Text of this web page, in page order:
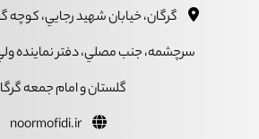
گرگان، خيابان شهيد رجايي،
سرچشمه، جنب مصلي، دفتر نماينده
گلستان و امام جمعه